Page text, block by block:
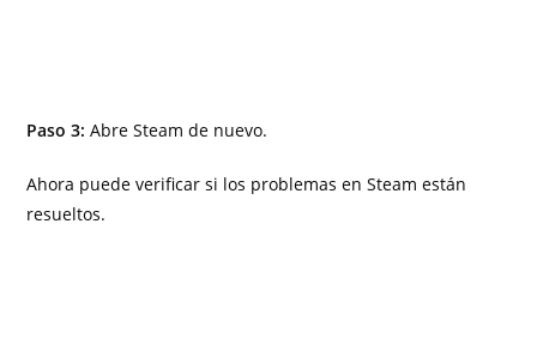
Paso 3: Abre Steam de nuevo.
Ahora puede verificar si los problemas en Steam están
resueltos.